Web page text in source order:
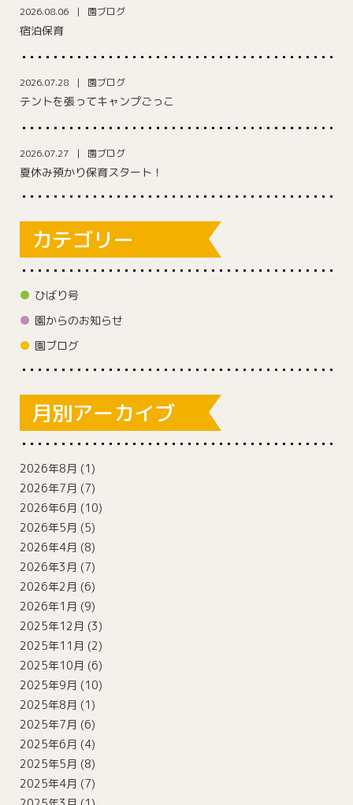
2026.08.06 園ブログ
宿泊保育
2026.07.28 園ブログ
テントを張ってキャンプごっこ
2026.07.27 園ブログ
夏休み預かり保育スタート！
カテゴリー
ひばり号
園からのお知らせ
園ブログ
月別アーカイブ
2026年8月 (1)
2026年7月 (7)
2026年6月 (10)
2026年5月 (5)
2026年4月 (8)
2026年3月 (7)
2026年2月 (6)
2026年1月 (9)
2025年12月 (3)
2025年11月 (2)
2025年10月 (6)
2025年9月 (10)
2025年8月 (1)
2025年7月 (6)
2025年6月 (4)
2025年5月 (8)
2025年4月 (7)